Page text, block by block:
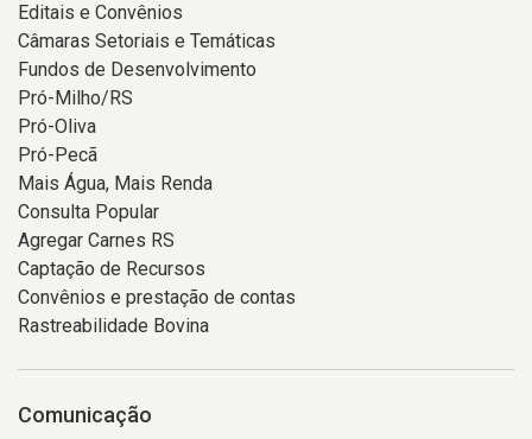
Editais e Convênios
Câmaras Setoriais e Temáticas
Fundos de Desenvolvimento
Pró-Milho/RS
Pró-Oliva
Pró-Pecã
Mais Água, Mais Renda
Consulta Popular
Agregar Carnes RS
Captação de Recursos
Convênios e prestação de contas
Rastreabilidade Bovina
Comunicação